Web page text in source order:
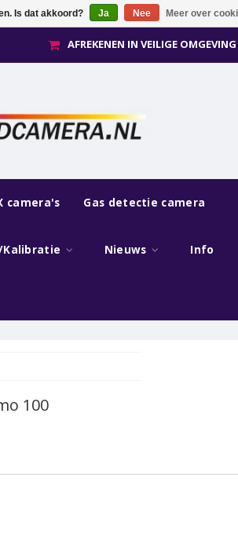
AFREKENEN IN VEILIGE OMGEVING
camera's Gas detectie camera
Kalibratie Nieuws Info
100
Is dat akkoord? Ja Nee Meer over